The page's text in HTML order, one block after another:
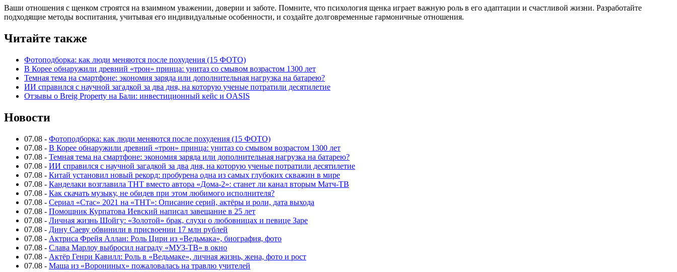
Ваши отношения с щенком строятся на взаимном уважении, доверии и заботе. Помните, что психология щенка играет важную роль в его адаптации и счастливой жизни. Разработайте
подходящие методы воспитания, учитывая его индивидуальные особенности, и создайте долговременные гармоничные отношения.
Читайте также
Фотоподборка: как люди меняются после похудения (15 ФОТО)
В Корее обнаружили древний «трон» принца: унитаз со смывом возрастом 1300 лет
Темная тема на смартфоне: экономия заряда или дополнительная нагрузка на батарею?
ИИ справился с научной загадкой за два дня, на которую ученые потратили десятилетие
Отзывы о Breig Property на Бали: инвестиционный кейс и OASIS
Новости
07.08 - Фотоподборка: как люди меняются после похудения (15 ФОТО)
07.08 - В Корее обнаружили древний «трон» принца: унитаз со смывом возрастом 1300 лет
07.08 - Темная тема на смартфоне: экономия заряда или дополнительная нагрузка на батарею?
07.08 - ИИ справился с научной загадкой за два дня, на которую ученые потратили десятилетие
07.08 - Китай установил новый рекорд: пробурена одна из самых глубоких скважин в мире
07.08 - Канделаки возглавила ТНТ вместо автора «Дома-2»: станет ли канал вторым Матч-ТВ
07.08 - Как скачать музыку, не обидев при этом любимого исполнителя?
07.08 - Сериал «Стас» 2021 на «ТНТ»: Описание серий, актёры и роли, дата выхода
07.08 - Помощник Курпатова Иевский написал завещание в 25 лет
07.08 - Личная жизнь Шойгу: «Золотой» брак, слухи о любовницах и певице Заре
07.08 - Дину Саеву обвинили в присвоении 17 млн рублей
07.08 - Актриса Фрейя Аллан: Роль Цири из «Ведьмака», биография, фото
07.08 - Слава Марлоу выбросил награду «МУЗ-ТВ» в окно
07.08 - Актёр Генри Кавилл: Роль в «Ведьмаке», личная жизнь, жена, фото и рост
07.08 - Маша из «Ворониных» пожаловалась на травлю учителей